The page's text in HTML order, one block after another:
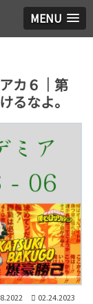
MENU
カ６｜第
るなよ。
02.24.2023